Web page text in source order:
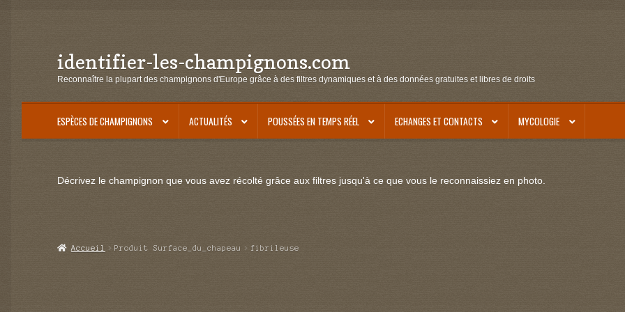
Aller
à
navigation
Aller
au
identifier-les-champignons.com
Reconnaître la plupart des champignons d'Europe grâce à des filtres dynamiques et à des données gratuites et libres de droits
ESPÈCES DE CHAMPIGNONS ACTUALITÉS POUSSÉES EN TEMPS RÉEL ECHANGES ET CONTACTS MYCOLOGIE
Décrivez le champignon que vous avez récolté grâce aux filtres jusqu'à ce que vous le reconnaissiez en photo.
Accueil Produit Surface_du_chapeau fibrileuse